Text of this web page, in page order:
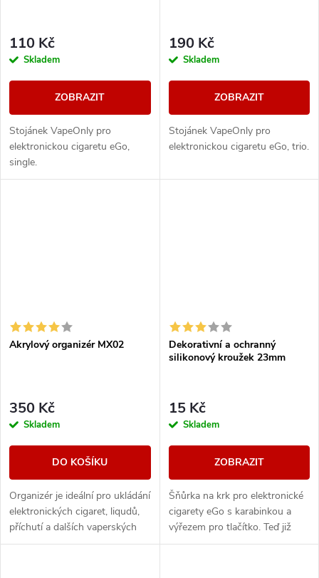
110 Kč
Skladem
ZOBRAZIT
Stojánek VapeOnly pro
elektronickou cigaretu eGo,
single.
190 Kč
Skladem
ZOBRAZIT
Stojánek VapeOnly pro
elektronickou cigaretu eGo, trio.
Akrylový organizér MX02
350 Kč
Skladem
DO KOŠÍKU
Organizér je ideální pro ukládání
elektronických cigaret, liqudů,
příchutí a dalších vaperských
potřeb. Velmi praktický,
Dekorativní a ochranný
silikonový kroužek 23mm
15 Kč
Skladem
ZOBRAZIT
Šňůrka na krk pro elektronické
cigarety eGo s karabinkou a
výřezem pro tlačítko. Teď již
můžete nosit svoji eGo